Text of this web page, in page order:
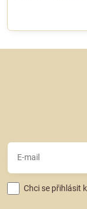
Chci se přihlásit